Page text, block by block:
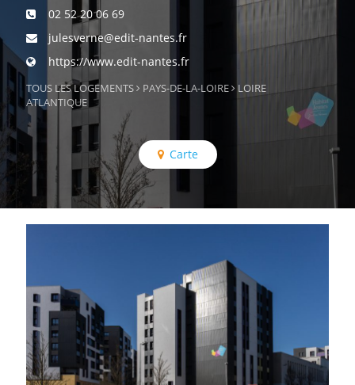
02 52 20 06 69
julesverne@edit-nantes.fr
https://www.edit-nantes.fr
TOUS LES LOGEMENTS PAYS-DE-LA-LOIRE
LOIRE
ATLANTIQUE
Carte